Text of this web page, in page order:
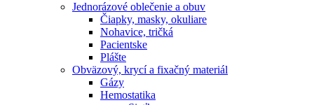
Jednorázové oblečenie a obuv
Čiapky, masky, okuliare
Nohavice, tričká
Pacientske
Plášte
Obväzový, krycí a fixačný materiál
Gázy
Hemostatika